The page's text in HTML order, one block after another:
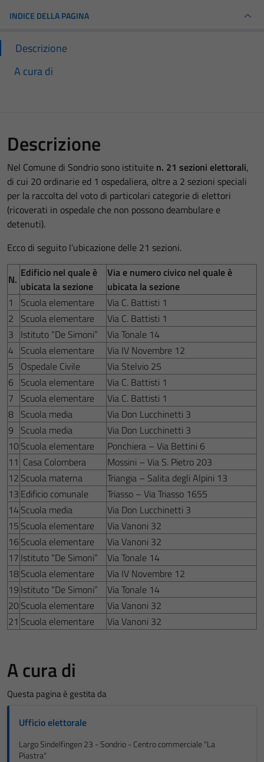
INDICE DELLA PAGINA
Descrizione
A cura di
Descrizione
Nel Comune di Sondrio sono istituite n. 21 sezioni elettorali,
di cui 20 ordinarie ed 1 ospedaliera, oltre a 2 sezioni speciali
per la raccolta del voto di particolari categorie di elettori
(ricoverati in ospedale che non possono deambulare e
detenuti).
Ecco di seguito l’ubicazione delle 21 sezioni.
N. Edificio nel quale è
ubicata la sezione
Via e numero civico nel quale è
ubicata la sezione
1
Scuola elementare
Via C. Battisti 1
2 Scuola elementare
Via C. Battisti 1
3 Istituto “De Simoni”
Via Tonale 14
4 Scuola elementare
Via IV Novembre 12
5 Ospedale Civile
Via Stelvio 25
6 Scuola elementare
Via C. Battisti 1
7 Scuola elementare
Via C. Battisti 1
8 Scuola media
Via Don Lucchinetti 3
9 Scuola media
Via Don Lucchinetti 3
10 Scuola elementare
Ponchiera – Via Bettini 6
11 Casa Colombera
Mossini – Via S. Pietro 203
12 Scuola materna
Triangia – Salita degli Alpini 13
13 Edificio comunale
Triasso – Via Triasso 1655
14Scuola media
Via Don Lucchinetti 3
15 Scuola elementare
Via Vanoni 32
16 Scuola elementare
Via Vanoni 32
17 Istituto “De Simoni”
Via Tonale 14
18Scuola elementare
Via IV Novembre 12
19 Istituto “De Simoni”
Via Tonale 14
20 Scuola elementare
Via Vanoni 32
21 Scuola elementare Via Vanoni 32
A cura di
Questa pagina è gestita da
Ufficio elettorale
Largo Sindelfingen 23 - Sondrio - Centro commerciale "La
Piastra"